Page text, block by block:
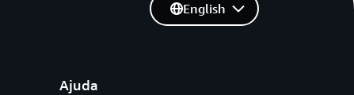
Ajuda
English